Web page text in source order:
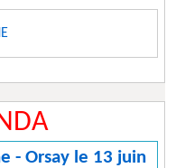
- Orsay le 13 juin